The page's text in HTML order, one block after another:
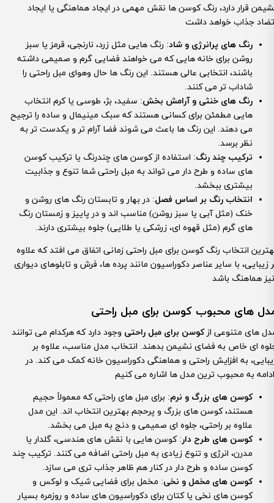
قرار دارد، رنگ کوسن ها نقش مهمی در ایجاد هماهنگی یا ایجاد
رنگ های پرانرژی و شاد: رنگ هایی مثل زرد، نارنجی، قرمز یا سبز
روشن برای خانه هایی که می خواهند فضایی گرم و صمیمی داشته
باشند، انتخابی عالی هستند. این رنگ ها حال وهوای مبل راحتی را
شاداب تر می کنند.
رنگ های خنثی و آرامش بخش: سفید، بژ، طوسی یا کرم انتخاب
هایی مطمئن برای کسانی هستند که سبک مینیمال و ساده را ترجیح
می دهند. این رنگ ها باعث می شوند فضا آرام تر و یکدست تر به
نظر برسد.
ترکیب چند رنگ: استفاده از کوسن های چندرنگ یا ترکیب کوسن
های ساده و طرح دار می تواند به مبل راحتی شما تنوع و جذابیت
بیشتری ببخشد.
انتخاب رنگ بر اساس فصل: در بهار و تابستان رنگ های روشن و
خنک (مثل آبی یا سبز روشن) مناسب اند و در پاییز و زمستان رنگ
های گرم (مثل قهوه ای، زرشکی یا طلایی) جلوه بیشتری دارند.
انتخاب رنگ کوسن برای مبل راحتی زمانی اتفاق می افتد که علاوه
زیبایی، با سایر عناصر دکوراسیون مانند پرده ها، فرش و تابلوهای دیواری
های محبوب کوسن برای مبل راحتی
های متنوعی ازکوسن برای مبل راحتی وجود دارد که هرکدام می توانند
ای خاص به فضای نشیمن بدهند. انتخاب مدل مناسب، علاوه بر
به افزایش راحتی و هماهنگی دکوراسیون خانه کمک می کند. در
کوسن های بزرگ و نرم: برای مبل های راحتی که معمولاً حجیم
هستند، کوسن های بزرگ و پرحجم بهترین انتخاب اند. این مدل
علاوه بر راحتی، جلوه ای صمیمی و دنج به مبل می بخشد.
کوسن های طرح دار: کوسن هایی با نقش های هندسی، گلدار یا
مدرن، انرژی و تنوع زیادی به مبل راحتی اضافه می کنند. ترکیب چند
کوسن ساده و طرح دار در کنار هم ظاهر جذاب تری می سازد.
کوسن های مخمل و نخی: مخمل برای فضایی شیک و لوکس و
کوسن های نخی یا کتان برای دکوراسیون های ساده و روزمره بسیار